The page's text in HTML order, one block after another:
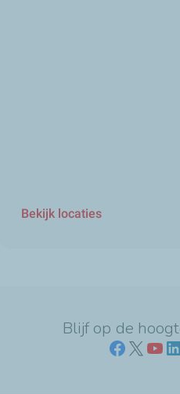
Bekijk locaties
Blijf op de